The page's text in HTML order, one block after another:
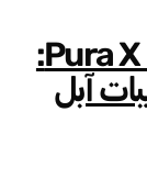
هواوي تشوّق لهاتف Pura X Max:
آبل